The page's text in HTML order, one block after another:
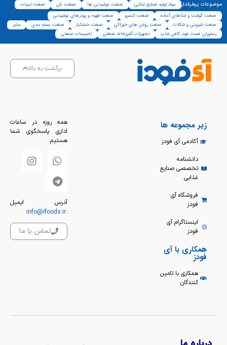
موضوعات پرطرفدار مواد اولیه صنایع غذایی صنعت نوشیدنی ها صنعت نان
صنعت لبنیات
صنعت گوشت و غذاهای آماده
صنعت کنسرو
صنعت قهوه و پودرهای نوشیدنی
صنعت شیرینی و شکلات
صنعت روغن های خوراکی صنعت خشکبار صنعت بسته بندی
سایر
رستوران، فست فود، کافی شاپ
تجهیزات آشپزخانه صنعتی تاسیسات صنعتی
برگشت به بالا
زیر مجموعه ها
آکادمی آی فودز
دانشنامه
تخصصی صنایع
غذایی
فروشگاه آی
فودز
اینستاگرام آی
فودز
همکاری با آی
فودز
همکاری با تامین
کنندگان
همه روزه در ساعات
اداری پاسخگوی شما
هستیم.
آدرس ایمیل
:
info@ifoods.ir
تماس با ما